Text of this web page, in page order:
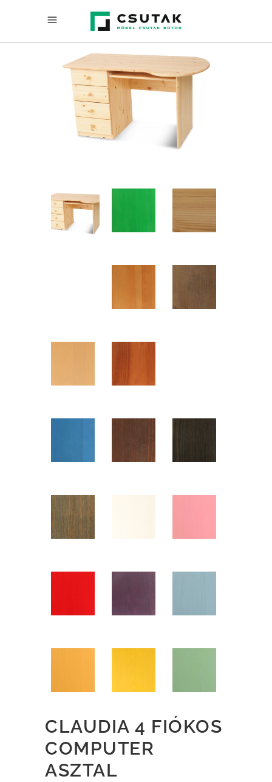
CLAUDIA 4 FIÓKOS
COMPUTER
ASZTAL